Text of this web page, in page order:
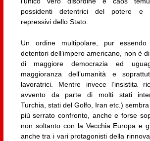
possidenti detentrici del potere e
repressivi dello Stato.
Un ordine multipolare, pur
detentori dell’impero americano, non è
di maggiore democrazia ed
maggioranza dell’umanità e
lavoratrici. Mentre invece l’insistita
avvento da parte di molti stati
Turchia, stati del Golfo, Iran etc.)
più serrato confronto, anche e forse
non soltanto con la Vecchia Europa e
anche tra i vari protagonisti della